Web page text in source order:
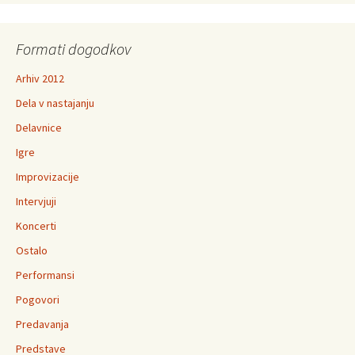
Formati dogodkov
Arhiv 2012
Dela v nastajanju
Delavnice
Igre
Improvizacije
Intervjuji
Koncerti
Ostalo
Performansi
Pogovori
Predavanja
Predstave